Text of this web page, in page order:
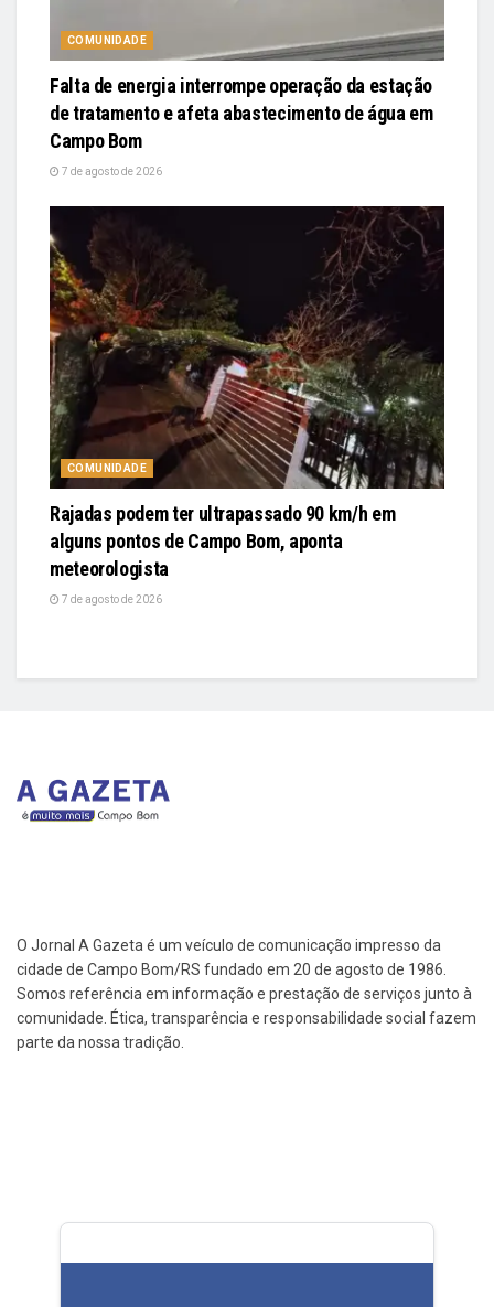
COMUNIDADE
Falta de energia interrompe operação da estação
de tratamento e afeta abastecimento de água em
Campo Bom
7 de agosto de 2026
COMUNIDADE
Rajadas podem ter ultrapassado 90 km/h em
alguns pontos de Campo Bom, aponta
meteorologista
7 de agosto de 2026
O Jornal A Gazeta é um veículo de comunicação impresso da
cidade de Campo Bom/RS fundado em 20 de agosto de 1986.
Somos referência em informação e prestação de serviços junto à
comunidade. Ética, transparência e responsabilidade social fazem
parte da nossa tradição.